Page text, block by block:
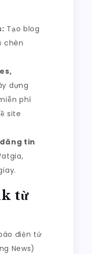
Tạo blog
chèn
dựng
phí
site
tin
từ
điện tử
News)